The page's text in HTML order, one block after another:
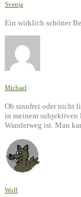
Svenja
Ein wirklich schöner
Michael
Ob sinnfrei oder nicht
in meinem subjektiven
Wanderweg ist. Man
Wolf